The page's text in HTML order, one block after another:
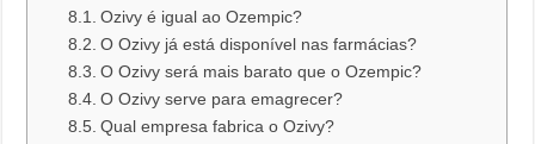
Ozivy é igual ao Ozempic?
O Ozivy já está disponível nas farmácias?
O Ozivy será mais barato que o Ozempic?
O Ozivy serve para emagrecer?
Qual empresa fabrica o Ozivy?